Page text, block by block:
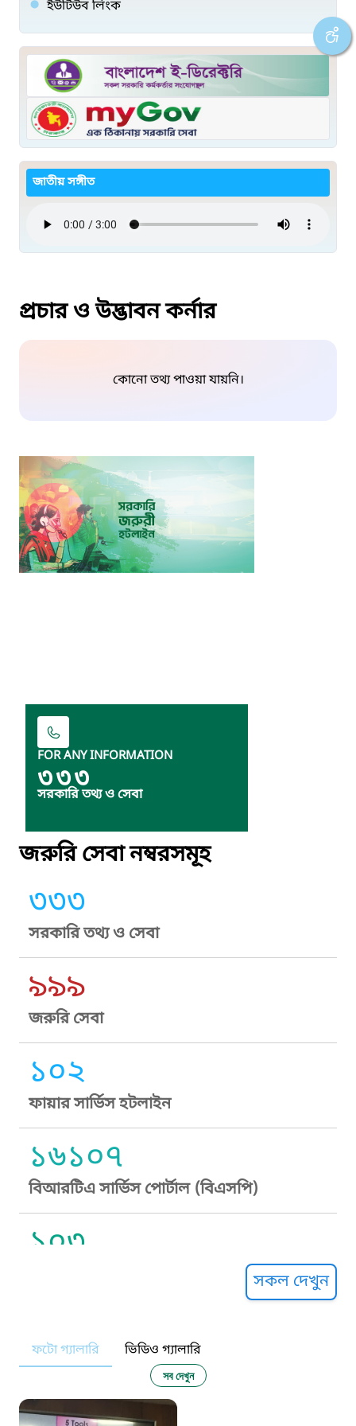
ইউটিউব লিংক
জাতীয় সঙ্গীত
প্রচার ও উদ্ভাবন কর্নার
কোনো তথ্য পাওয়া যায়নি।
FOR ANY INFORMATION
৩৩৩
সরকারি তথ্য ও সেবা
জরুরি সেবা নম্বরসমূহ
৩৩৩
সরকারি তথ্য ও সেবা
৯৯৯
জরুরি সেবা
১০২
ফায়ার সার্ভিস হটলাইন
১৬১০৭
বিআরটিএ সার্ভিস পোর্টাল (বিএসপি)
১০৩
নারী ও শিশু নির্যাতন প্রতিরোধ
১০৬
সকল দেখুন
ফটো গ্যালারি ভিডিও গ্যালারি
সব দেখুন